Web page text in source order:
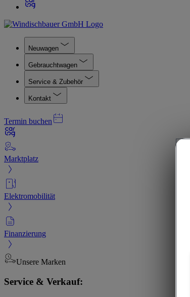
Neuwagen
Gebrauchtwagen
Service & Zubehör
Kontakt
Termin buchen
Marktplatz
Elektromobilität
Finanzierung
Unsere Marken
Service & Verkauf: